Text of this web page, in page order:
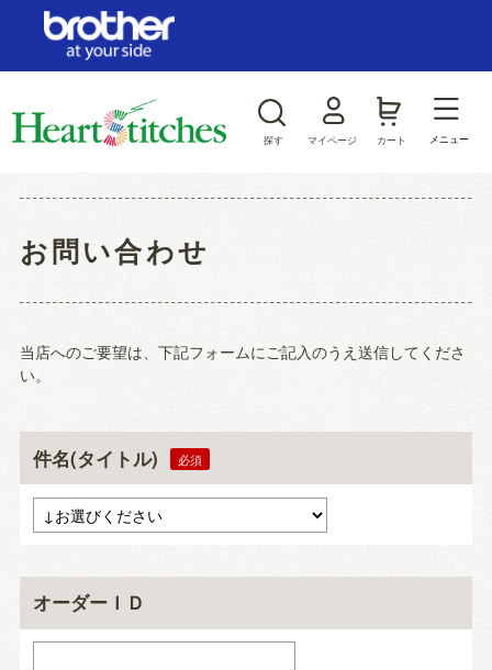
探す マイページ カート メニュー
お問い合わせ
当店へのご要望は、下記フォームにご記入のうえ送信してくださ
い。
件名(タイトル)
オーダーＩＤ
ログイン/新規会員登録
ジャンルから探す